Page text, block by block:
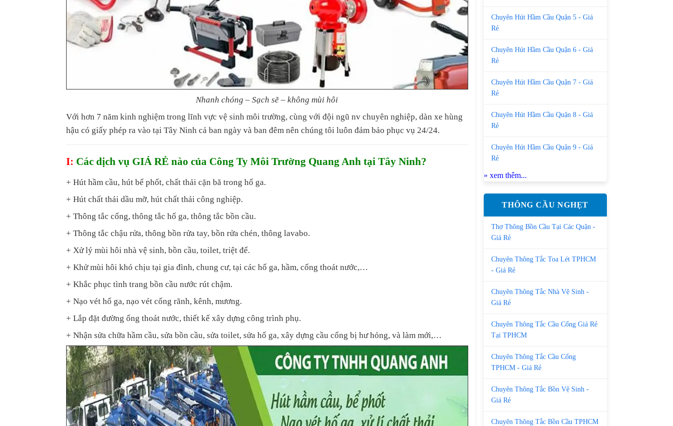
Nhanh chóng – Sạch sẽ – không mùi hôi
Với hơn 7 năm kinh nghiệm trong lĩnh vực vệ sinh môi trường, cùng với đội ngũ nv chuyên nghiệp, dàn xe hùng
hậu có giấy phép ra vào tại Tây Ninh cả ban ngày và ban đêm nên chúng tôi luôn đảm bảo phục vụ 24/24.
I: Các dịch vụ GIÁ RẺ nào của Công Ty Môi Trường Quang Anh tại Tây Ninh?
+ Hút hầm cầu, hút bể phốt, chất thải cặn bã trong hố ga.
+ Hút chất thải dầu mỡ, hút chất thải công nghiệp.
+ Thông tắc cống, thông tắc hố ga, thông tắc bồn cầu.
+ Thông tắc chậu rửa, thông bồn rửa tay, bồn rửa chén, thông lavabo.
+ Xử lý mùi hôi nhà vệ sinh, bồn cầu, toilet, triệt để.
+ Khử mùi hôi khó chịu tại gia đình, chung cư, tại các hố ga, hầm, cống thoát nước,…
+ Khắc phục tình trang bồn cầu nước rút chậm.
+ Nạo vét hố ga, nạo vét cống rãnh, kênh, mương.
+ Lắp đặt đường ống thoát nước, thiết kế xây dựng công trình phụ.
+ Nhận sửa chữa hầm cầu, sửa bồn cầu, sửa toilet, sửa hố ga, xây dựng cầu cống bị hư hỏng, và làm mới,…
Chuyên Hút Hầm Cầu Quận 5 - Giá
Rẻ
Chuyên Hút Hầm Cầu Quận 6 - Giá
Rẻ
Chuyên Hút Hầm Cầu Quận 7 - Giá
Rẻ
Chuyên Hút Hầm Cầu Quận 8 - Giá
Rẻ
Chuyên Hút Hầm Cầu Quận 9 - Giá
Rẻ
» xem thêm...
THÔNG CẦU NGHẸT
Thợ Thông Bồn Cầu Tại Các Quận -
Giá Rẻ
Chuyên Thông Tắc Toa Lét TPHCM
- Giá Rẻ
Chuyên Thông Tắc Nhà Vệ Sinh -
Giá Rẻ
Chuyên Thông Tắc Cầu Cống Giá Rẻ
Tại TPHCM
Chuyên Thông Tắc Cầu Cống
TPHCM - Giá Rẻ
Chuyên Thông Tắc Bồn Vệ Sinh -
Giá Rẻ
Chuyên Thông Tắc Bồn Cầu TPHCM